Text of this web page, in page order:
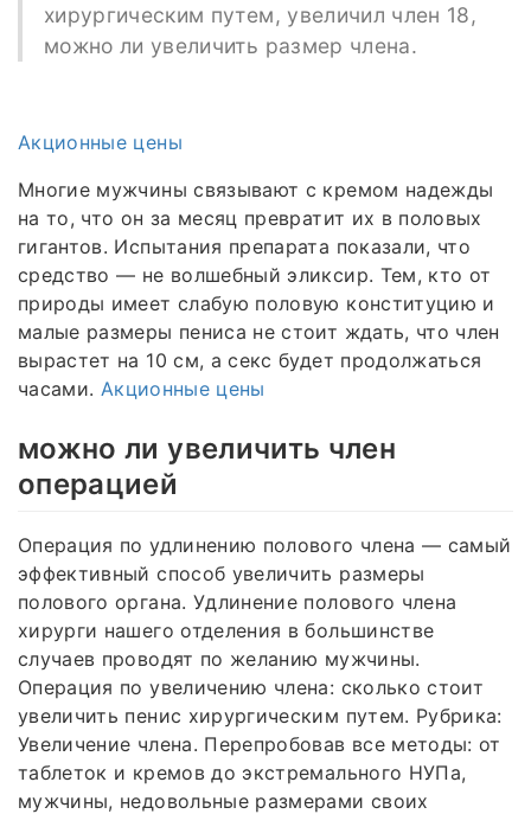
хирургическим путем, увеличил член 18,
можно ли увеличить размер члена.
Акционные цены
Многие мужчины связывают с кремом надежды
на то, что он за месяц превратит их в половых
гигантов. Испытания препарата показали, что
средство — не волшебный эликсир. Тем, кто от
природы имеет слабую половую конституцию и
малые размеры пениса не стоит ждать, что член
вырастет на 10 см, а секс будет продолжаться
часами. Акционные цены
можно ли увеличить член
операцией
Операция по удлинению полового члена — самый
эффективный способ увеличить размеры
полового органа. Удлинение полового члена
хирурги нашего отделения в большинстве
случаев проводят по желанию мужчины.
Операция по увеличению члена: сколько стоит
увеличить пенис хирургическим путем. Рубрика:
Увеличение члена. Перепробовав все методы: от
таблеток и кремов до экстремального НУПа,
мужчины, недовольные размерами своих